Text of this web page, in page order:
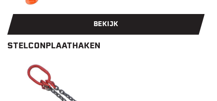
BEKIJK
STELCONPLAATHAKEN